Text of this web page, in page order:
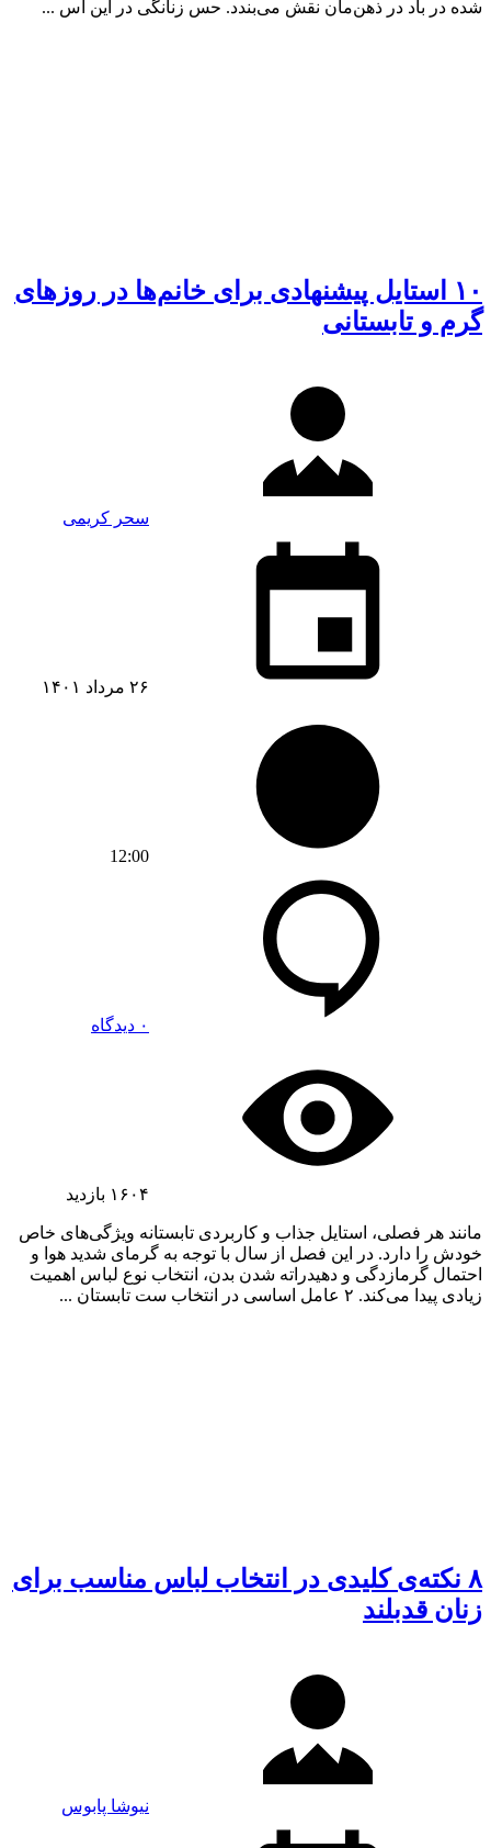
شده در باد در ذهن‌مان نقش می‌بندد. حس زنانگی در این اس ...
۱۰ استایل پیشنهادی برای خانم‌ها در روزهای
گرم و تابستانی
سحر کریمی
۲۶ مرداد ۱۴۰۱
12:00
۰ دیدگاه
۱۶۰۴ بازدید
مانند هر فصلی، استایل جذاب و کاربردی تابستانه ویژگی‌های خاص
خودش را دارد. در این فصل از سال با توجه به گرمای شدید هوا و
احتمال گرمازدگی و دهیدراته شدن بدن، انتخاب نوع لباس اهمیت
زیادی پیدا می‌کند. ۲ عامل اساسی در انتخاب ست تابستان ...
۸ نکته‌‌ی کلیدی در انتخاب لباس مناسب برای
زنان قدبلند
نیوشا پابوس